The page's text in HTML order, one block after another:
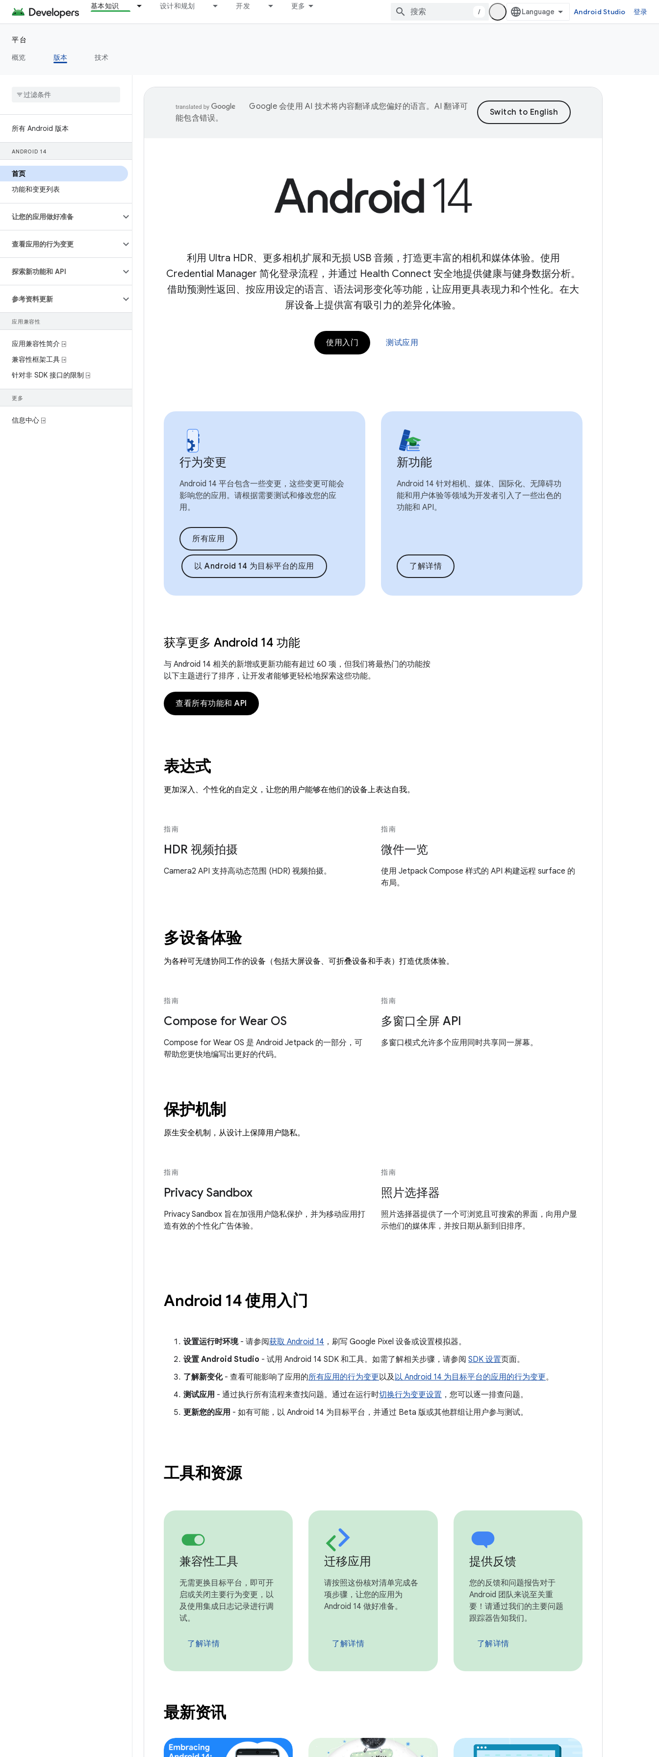
基本知识 设计和规划 开发 更多
/ Android Studio 登录
平台
概览
版本 技术
所有 Android 版本
ANDROID 14
首页
功能和变更列表
让您的应用做好准备
查看应用的行为变更
探索新功能和 API
参考资料更新
应用兼容性
应用兼容性简介 ⍈
兼容性框架工具 ⍈
针对非 SDK 接口的限制 ⍈
更多
信息中心 ⍈
Google 会使用 AI 技术将内容翻译成您偏好的语言。AI 翻译可
能包含错误。
利用 Ultra HDR、更多相机扩展和无损 USB 音频，打造更丰富的相机和媒体体验。使用
Credential Manager 简化登录流程，并通过 Health Connect 安全地提供健康与健身数据分析。
借助预测性返回、按应用设定的语言、语法词形变化等功能，让应用更具表现力和个性化。在大
屏设备上提供富有吸引力的差异化体验。
使用入门 测试应用
行为变更
Android 14 平台包含一些变更，这些变更可能会
影响您的应用。请根据需要测试和修改您的应
用。
所有应用
以 Android 14 为目标平台的应用
新功能
Android 14 针对相机、媒体、国际化、无障碍功
能和用户体验等领域为开发者引入了一些出色的
功能和 API。
了解详情
获享更多 Android 14 功能
与 Android 14 相关的新增或更新功能有超过 60 项，但我们将最热门的功能按
以下主题进行了排序，让开发者能够更轻松地探索这些功能。
查看所有功能和 API
表达式
更加深入、个性化的自定义，让您的用户能够在他们的设备上表达自我。
指南
HDR 视频拍摄
Camera2 API 支持高动态范围 (HDR) 视频拍摄。
指南
微件一览
使用 Jetpack Compose 样式的 API 构建远程 surface 的
布局。
多设备体验
为各种可无缝协同工作的设备（包括大屏设备、可折叠设备和手表）打造优质体验。
指南
Compose for Wear OS
Compose for Wear OS 是 Android Jetpack 的一部分，可
帮助您更快地编写出更好的代码。
指南
多窗口全屏 API
多窗口模式允许多个应用同时共享同一屏幕。
保护机制
原生安全机制，从设计上保障用户隐私。
指南
Privacy Sandbox
Privacy Sandbox 旨在加强用户隐私保护，并为移动应用打
造有效的个性化广告体验。
指南
照片选择器
照片选择器提供了一个可浏览且可搜索的界面，向用户显
示他们的媒体库，并按日期从新到旧排序。
Android 14 使用入门
设置运行时环境- 请参阅获取 Android 14 ，刷写 Google Pixel 设备或设置模拟器。
设置 Android Studio - 试用 Android 14 SDK 和工具。如需了解相关步骤，请参阅 SDK 设置页面。
了解新变化- 查看可能影响了应用的所有应用的行为变更以及以 Android 14 为目标平台的应用的行为变更。
测试应用 - 通过执行所有流程来查找问题。通过在运行时切换行为变更设置 ，您可以逐一排查问题。
更新您的应用 - 如有可能，以 Android 14 为目标平台，并通过 Beta 版或其他群组让用户参与测试。
工具和资源
兼容性工具
无需更换目标平台，即可开
启或关闭主要行为变更，以
及使用集成日志记录进行调
试。
了解详情
迁移应用
请按照这份核对清单完成各
项步骤，让您的应用为
Android 14 做好准备。
了解详情
提供反馈
您的反馈和问题报告对于
Android 团队来说至关重
要！请通过我们的主要问题
跟踪器告知我们。
了解详情
最新资讯